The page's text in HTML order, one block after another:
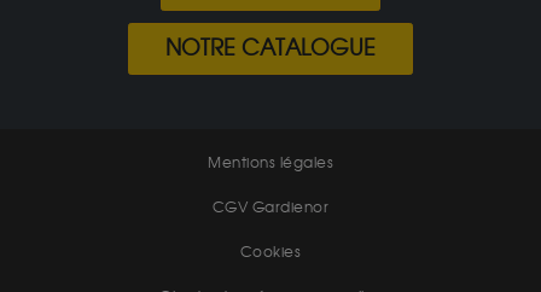
NOTRE CATALOGUE
Mentions légales
CGV Gardienor
Cookies